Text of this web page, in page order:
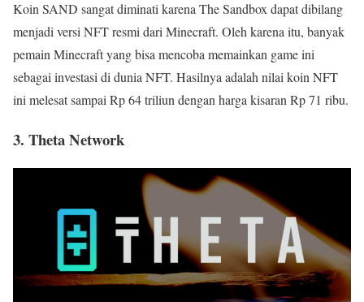
Koin SAND sangat diminati karena The Sandbox dapat dibilang
menjadi versi NFT resmi dari Minecraft. Oleh karena itu, banyak
pemain Minecraft yang bisa mencoba memainkan game ini
sebagai investasi di dunia NFT. Hasilnya adalah nilai koin NFT
ini melesat sampai Rp 64 triliun dengan harga kisaran Rp 71 ribu.
3. Theta Network